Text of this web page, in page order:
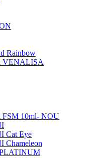
Rainbow
VENALISA
10ml- NOU
Cat Eye
Chameleon
PLATINUM